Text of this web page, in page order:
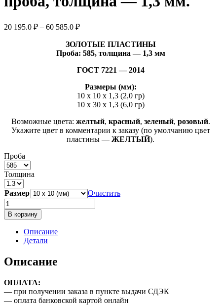
20 195.0 ₽ – 60 585.0 ₽Диапазон
20
195.0 ₽
60
ЗОЛОТЫЕ ПЛАСТИНЫ
Проба: 585, толщина — 1,3 мм
ГОСТ 7221 — 2014
Размеры (мм):
10 х 10 х 1,3 (2,0 гр)
10 х 30 х 1,3 (6,0 гр)
Возможные цвета: желтый, красный, зеленый, розовый.
Укажите цвет в комментарии к заказу (по умолчанию цвет
пластины — ЖЕЛТЫЙ).
Проба
Толщина
Размер
Очистить
Количество
товара
Пластина
золота,
проба,
толщина
1,3
мм.
В корзину
Описание
Детали
Описание
ОПЛАТА:
— при получении заказа в пункте выдачи СДЭК
— оплата банковской картой онлайн